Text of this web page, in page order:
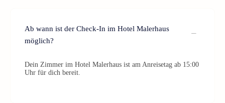
Ab wann ist der Check-In im Hotel Malerhaus
möglich?
Dein Zimmer im Hotel Malerhaus ist am Anreisetag ab 15:00
Uhr für dich bereit.